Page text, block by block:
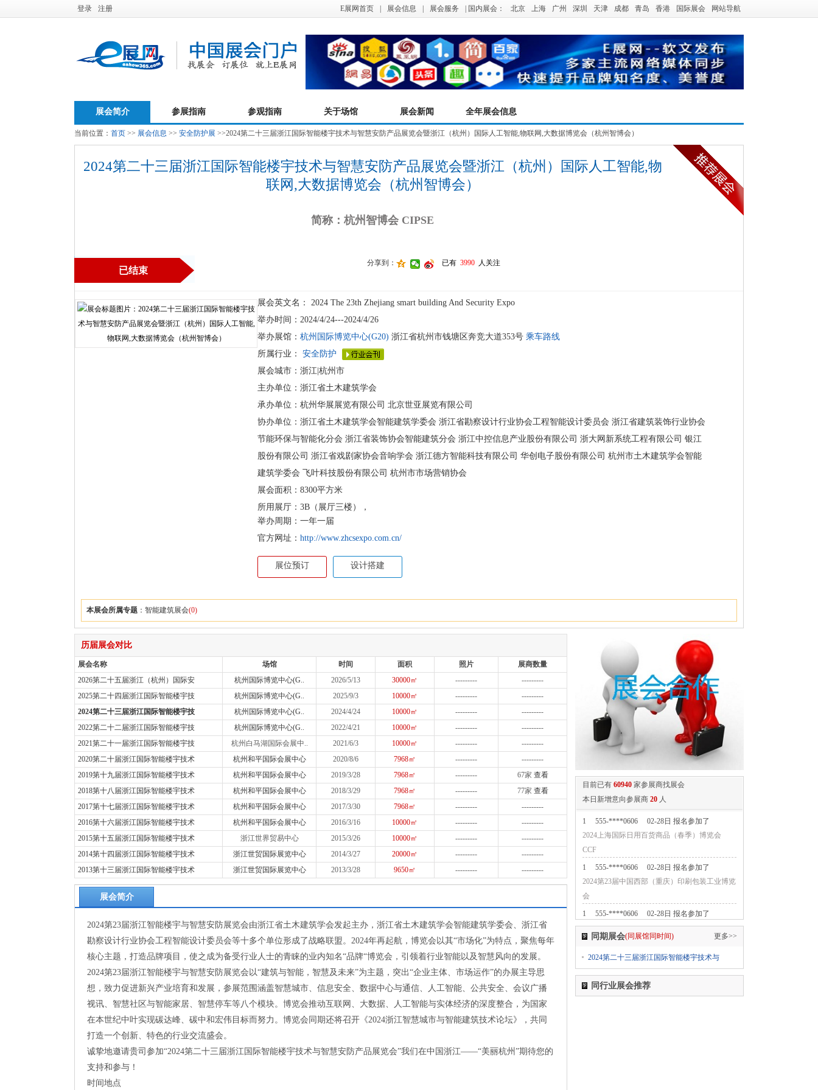
登录 注册 E展网首页 展会信息 展会服务 | 国内展会： 北京 上海 广州 深圳 天津 成都 青岛 香港 国际展会 网站导航
展会简介 参展指南 参观指南 关于场馆 展会新闻 全年展会信息
当前位置： 首页 >> 展会信息 >> 安全防护展 >>2024第二十三届浙江国际智能楼宇技术与智慧安防产品展览会暨浙江（杭州）国际人工智能,物联网,大数据博览会（杭州智博会）
2024第二十三届浙江国际智能楼宇技术与智慧安防产品展览会暨浙江（杭州）国际人工智能,物
联网,大数据博览会（杭州智博会）
简称：杭州智博会 CIPSE
已结束
分享到： 已有 3990 人关注
展会英文名：
2024 The 23th Zhejiang smart building And Security Expo
举办时间：2024/4/24---2024/4/26
举办展馆： 杭州国际博览中心(G20) 浙江省杭州市钱塘区奔竞大道353号 乘车路线
所属行业： 安全防护
展会城市：浙江|杭州市
主办单位：浙江省土木建筑学会
承办单位：杭州华展展览有限公司 北京世亚展览有限公司
协办单位：浙江省土木建筑学会智能建筑学委会 浙江省勘察设计行业协会工程智能设计委员会 浙江省建筑装饰行业协会
节能环保与智能化分会 浙江省装饰协会智能建筑分会 浙江中控信息产业股份有限公司 浙大网新系统工程有限公司 银江
股份有限公司 浙江省戏剧家协会音响学会 浙江德方智能科技有限公司 华创电子股份有限公司 杭州市土木建筑学会智能
建筑学委会 飞叶科技股份有限公司 杭州市市场营销协会
展会面积：8300平方米
所用展厅：3B（展厅三楼），
举办周期：一年一届
官方网址： http://www.zhcsexpo.com.cn/
展位预订 设计搭建
本展会所属专题 ： 智能建筑展会(0)
历届展会对比
展会名称 场馆 时间 面积 照片
展商数量
2026第二十五届浙江（杭州）国际安
杭州国际博览中心(G.. 2026/5/13 30000㎡ ---------
---------
2025第二十四届浙江国际智能楼宇技
杭州国际博览中心(G.. 2025/9/3 10000㎡ ---------
---------
2024第二十三届浙江国际智能楼宇技
杭州国际博览中心(G.. 2024/4/24 10000㎡ ---------
---------
2022第二十二届浙江国际智能楼宇技
杭州国际博览中心(G.. 2022/4/21 10000㎡ ---------
---------
2021第二十一届浙江国际智能楼宇技
杭州白马湖国际会展中.. 2021/6/3 10000㎡ ---------
---------
2020第二十届浙江国际智能楼宇技术
杭州和平国际会展中心 2020/8/6 7968㎡ ---------
---------
2019第十九届浙江国际智能楼宇技术
杭州和平国际会展中心 2019/3/28 7968㎡ --------- 67家 查看
2018第十八届浙江国际智能楼宇技术
杭州和平国际会展中心 2018/3/29 7968㎡ --------- 77家 查看
2017第十七届浙江国际智能楼宇技术
杭州和平国际会展中心 2017/3/30 7968㎡ ---------
---------
2016第十六届浙江国际智能楼宇技术
杭州和平国际会展中心 2016/3/16 10000㎡ ---------
---------
2015第十五届浙江国际智能楼宇技术
浙江世界贸易中心 2015/3/26 10000㎡ ---------
---------
2014第十四届浙江国际智能楼宇技术
浙江世贸国际展览中心 2014/3/27 20000㎡ ---------
---------
2013第十三届浙江国际智能楼宇技术
浙江世贸国际展览中心 2013/3/28 9650㎡ --------- ---------
展会简介
2024第23届浙江智能楼宇与智慧安防展览会由浙江省土木建筑学会发起主办，浙江省土木建筑学会智能建筑学委会、浙江省
勘察设计行业协会工程智能设计委员会等十多个单位形成了战略联盟。2024年再起航，博览会以其“市场化”为特点，聚焦每年
核心主题，打造品牌项目，使之成为备受行业人士的青睐的业内知名“品牌“博览会，引领着行业智能以及智慧风向的发展。
2024第23届浙江智能楼宇与智慧安防展览会以“建筑与智能，智慧及未来”为主题，突出“企业主体、市场运作”的办展主导思
想，致力促进新兴产业培育和发展，参展范围涵盖智慧城市、信息安全、数据中心与通信、人工智能、公共安全、会议广播
视讯、智慧社区与智能家居、智慧停车等八个模块。博览会推动互联网、大数据、人工智能与实体经济的深度整合，为国家
在本世纪中叶实现碳达峰、碳中和宏伟目标而努力。博览会同期还将召开《2024浙江智慧城市与智能建筑技术论坛》，共同
打造一个创新、特色的行业交流盛会。
诚挚地邀请贵司参加“2024第二十三届浙江国际智能楼宇技术与智慧安防产品展览会”我们在中国浙江——“美丽杭州”期待您的
支持和参与！
时间地点
目前已有 60940 家参展商找展会
本日新增意向参展商 20 人
1 555-****0606
02-28日 报名参加了
2024上海国际日用百货商品（春季）博览会
CCF
1 555-****0606
02-28日 报名参加了
2024第23届中国西部（重庆）印刷包装工业博览
会
1 555-****0606
02-28日 报名参加了
2024第七届中国无人零售大会
2024中国国际纺织面料及辅料（春夏）博览会
1 555-****0606
02-28日 报名参加了
2024上海国际日用百货商品（春季）博览会
同期展会(同展馆同时间) 更多>>
2024第二十三届浙江国际智能楼宇技术与
同行业展会推荐